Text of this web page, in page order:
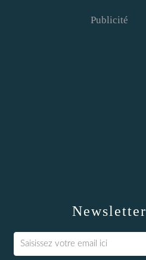
Newsletter
Publicité